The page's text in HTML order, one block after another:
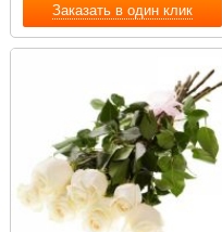
Заказать в один клик